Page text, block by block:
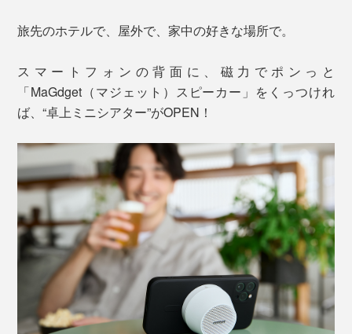
旅先のホテルで、屋外で、家中の好きな場所で。
スマートフォンの背面に、磁力でポンっと
「MaGdget（マジェット）スピーカー」をくっつけれ
ば、“卓上ミニシアター”がOPEN！